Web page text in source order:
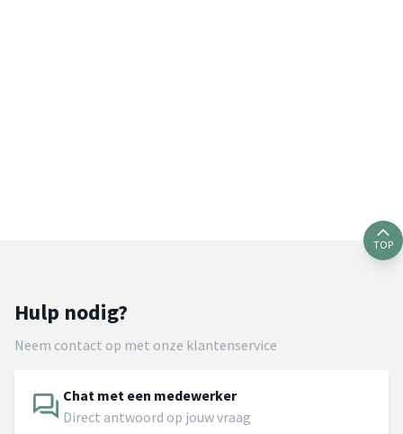
TOP
Hulp nodig?
Neem contact op met onze klantenservice
Chat met een medewerker
Direct antwoord op jouw vraag